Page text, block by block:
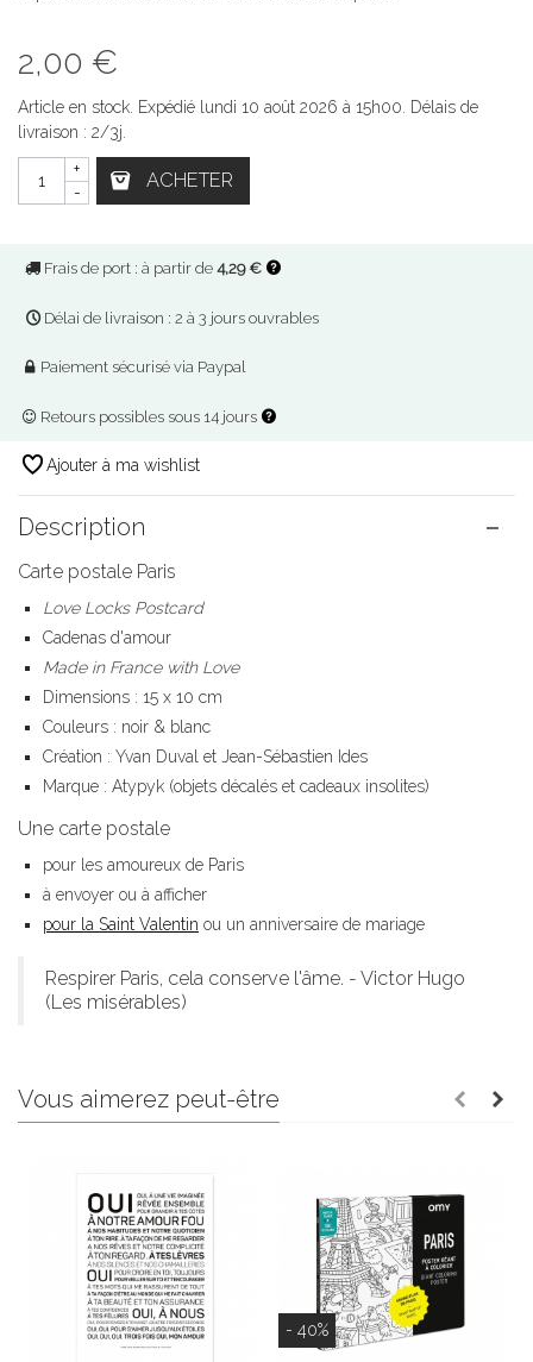
2,00 €
Article en stock. Expédié lundi 10 août 2026 à 15h00. Délais de
livraison : 2/3j.
-
+ ACHETER
Frais de port : à partir de 4,29 €
Délai de livraison : 2 à 3 jours ouvrables
Paiement sécurisé via Paypal
Retours possibles sous 14 jours
Ajouter à ma wishlist
Description
Carte postale Paris
Love Locks Postcard
Cadenas d'amour
Made in France with Love
Dimensions : 15 x 10 cm
Couleurs : noir & blanc
Création : Yvan Duval et Jean-Sébastien Ides
Marque : Atypyk (objets décalés et cadeaux insolites)
Une carte postale
pour les amoureux de Paris
à envoyer ou à afficher
pour la Saint Valentin ou un anniversaire de mariage
Respirer Paris, cela conserve l'âme. - Victor Hugo
(Les misérables)
Vous aimerez peut-être
- 40%